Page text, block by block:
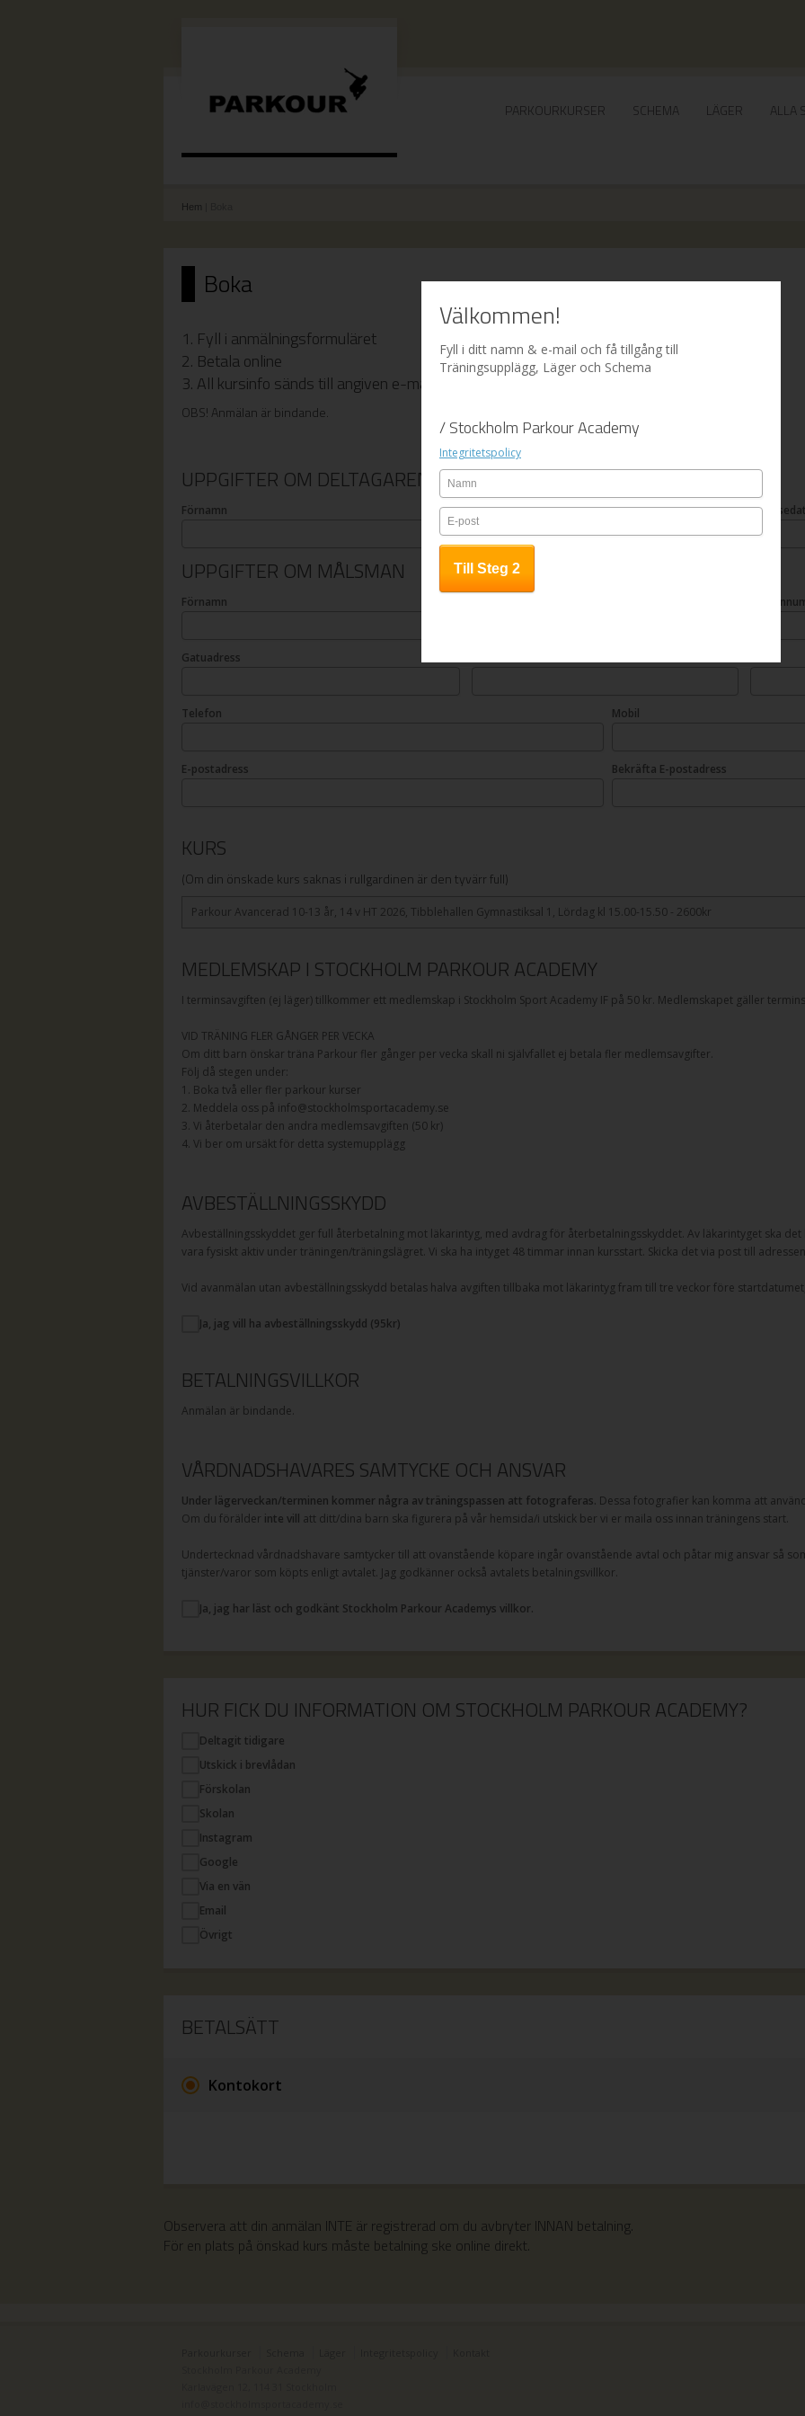
PARKOURKURSER SCHEMA LÄGER ALLA
Hem
Boka
1. Fyll i anmälningsformuläret
2. Betala online
3. All kursinfo sänds till angiven e-mailadress
OBS! Anmälan är bindande.
UPPGIFTER OM DELTAGAREN
Förnamn Efternamn
UPPGIFTER OM MÅLSMAN
Förnamn
Gatuadress
Telefon Mobil
E-postadress Bekräfta E-postadress
KURS
(Om din önskade kurs saknas i rullgardinen är den tyvärr full)
Parkour Avancerad 10-13 år, 14 v HT 2026, Tibblehallen Gymnastiksal 1, Lördag kl 15.00-15.50 - 2600kr
MEDLEMSKAP I STOCKHOLM PARKOUR ACADEMY
I terminsavgiften (ej läger) tillkommer ett medlemskap i Stockholm Sport Academy IF på 50 kr. Medlemskapet gäller
VID TRÄNING FLER GÅNGER PER VECKA
Om ditt barn önskar träna Parkour fler gånger per vecka skall ni självfallet ej betala fler medlemsavgifter.
Följ då stegen under:
1. Boka två eller fler parkour kurser
2. Meddela oss på info@stockholmsportacademy.se
3. Vi återbetalar den andra medlemsavgiften (50 kr)
4. Vi ber om ursäkt för detta systemupplägg
AVBESTÄLLNINGSSKYDD
Avbeställningsskyddet ger full återbetalning mot läkarintyg, med avdrag för återbetalningsskyddet. Av läkarintyget ska
vara fysiskt aktiv under träningen/träningslägret. Vi ska ha intyget 48 timmar innan kursstart. Skicka det via post till
Vid avanmälan utan avbeställningsskydd betalas halva avgiften tillbaka mot läkarintyg fram till tre veckor före
Ja, jag vill ha avbeställningsskydd (95kr)
BETALNINGSVILLKOR
Anmälan är bindande.
VÅRDNADSHAVARES SAMTYCKE OCH ANSVAR
Under lägerveckan/terminen kommer några av träningspassen att fotograferas. Dessa fotografier kan komma att
Om du förälder inte vill att ditt/dina barn ska figurera på vår hemsida/i utskick ber vi er maila oss innan träningens start.
Undertecknad vårdnadshavare samtycker till att ovanstående köpare ingår ovanstående avtal och påtar mig ansvar så
tjänster/varor som köpts enligt avtalet. Jag godkänner också avtalets betalningsvillkor.
Ja, jag har läst och godkänt Stockholm Parkour Academys villkor.
HUR FICK DU INFORMATION OM STOCKHOLM PARKOUR ACADEMY?
Deltagit tidigare
Utskick i brevlådan
Förskolan
Skolan
Instagram
Google
Via en vän
Email
Övrigt
BETALSÄTT
Kontokort
Observera att din anmälan INTE är registrerad om du avbryter INNAN betalning.
För en plats på önskad kurs måste betalning ske online direkt.
Välkommen!
Fyll i ditt namn & e-mail och få tillgång till
Träningsupplägg, Läger och Schema
/ Stockholm Parkour Academy
Integritetspolicy